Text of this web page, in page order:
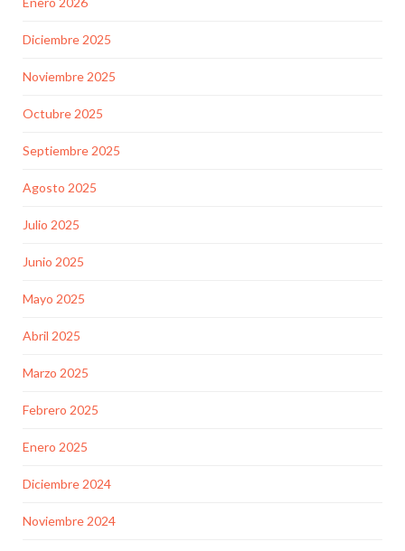
Diciembre 2025
Noviembre 2025
Octubre 2025
Septiembre 2025
Agosto 2025
Julio 2025
Junio 2025
Mayo 2025
Abril 2025
Marzo 2025
Febrero 2025
Enero 2025
Diciembre 2024
Noviembre 2024